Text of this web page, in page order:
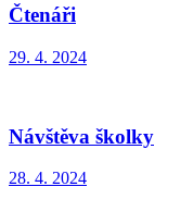
Čtenáři
29. 4. 2024
Návštěva školky
28. 4. 2024